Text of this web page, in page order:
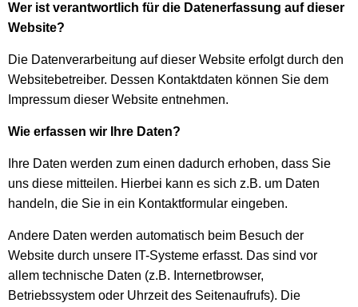
Wer ist verantwortlich für die Datenerfassung auf dieser
Website?
Die Datenverarbeitung auf dieser Website erfolgt durch den
Websitebetreiber. Dessen Kontaktdaten können Sie dem
Impressum dieser Website entnehmen.
Wie erfassen wir Ihre Daten?
Ihre Daten werden zum einen dadurch erhoben, dass Sie
uns diese mitteilen. Hierbei kann es sich z.B. um Daten
handeln, die Sie in ein Kontaktformular eingeben.
Andere Daten werden automatisch beim Besuch der
Website durch unsere IT-Systeme erfasst. Das sind vor
allem technische Daten (z.B. Internetbrowser,
Betriebssystem oder Uhrzeit des Seitenaufrufs). Die